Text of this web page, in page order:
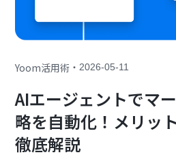
Yoom活用術 ・2026-05-11
AIエージェントでマ
略を自動化！メリッ
徹底解説